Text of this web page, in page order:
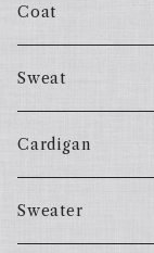
Coat
Sweat
Cardigan
Sweater